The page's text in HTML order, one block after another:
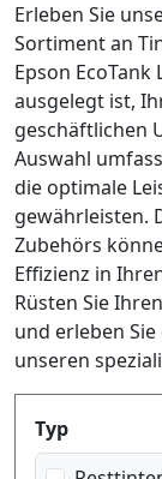
Erleben Sie
Sortiment an
Epson EcoTank
ausgelegt ist,
geschäftlichen
Auswahl
die optimale
gewährleisten.
Zubehörs
Effizienz in
Rüsten Sie
und erleben
unseren
Produktfilter
Typ